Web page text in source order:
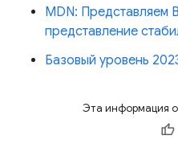
MDN: Представляем
представление
Базовый уровень
Эта информация